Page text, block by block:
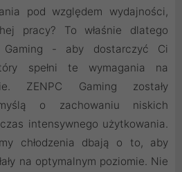
pod względem wydajności,
pracy? To właśnie dlatego
Gaming - aby dostarczyć Ci
spełni te wymagania na
ZENPC Gaming zostały
o zachowaniu niskich
intensywnego użytkowania.
chłodzenia dbają o to, aby
na optymalnym poziomie. Nie